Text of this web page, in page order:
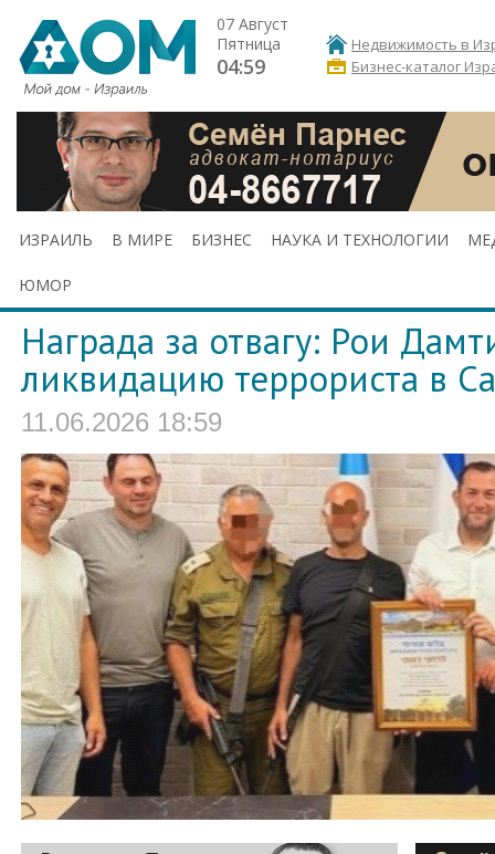
07 Август
Пятница
04:59
Недвижимость в
Бизнес-каталог
ИЗРАИЛЬ В МИРЕ БИЗНЕС НАУКА И ТЕХНОЛОГИИ
ЮМОР
Награда за отвагу: Рои
ликвидацию террориста в
11.06.2026 18:59